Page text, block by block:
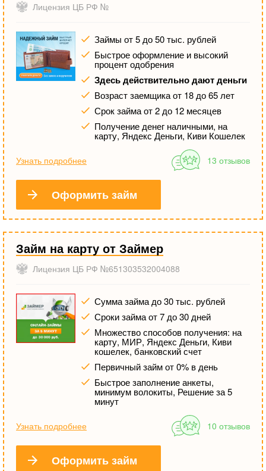
Лицензия ЦБ РФ №
Займы от 5 до 50 тыс. рублей
Быстрое оформление и высокий
процент одобрения
Здесь действительно дают деньги
Возраст заемщика от 18 до 65 лет
Срок займа от 2 до 12 месяцев
Получение денег наличными, на
карту, Яндекс Деньги, Киви Кошелек
Узнать подробнее 13 отзывов
Оформить займ
Займ на карту от Займер
Лицензия ЦБ РФ №651303532004088
Сумма займа до 30 тыс. рублей
Сроки займа от 7 до 30 дней
Множество способов получения: на
карту, МИР, Яндекс Деньги, Киви
кошелек, банковский счет
Первичный займ от 0% в день
Быстрое заполнение анкеты,
минимум волокиты, Решение за 5
минут
Узнать подробнее 10 отзывов
Оформить займ